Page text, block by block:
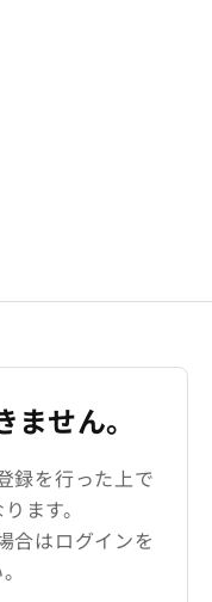
せん。
録を行った上で
ます。
合はログインを